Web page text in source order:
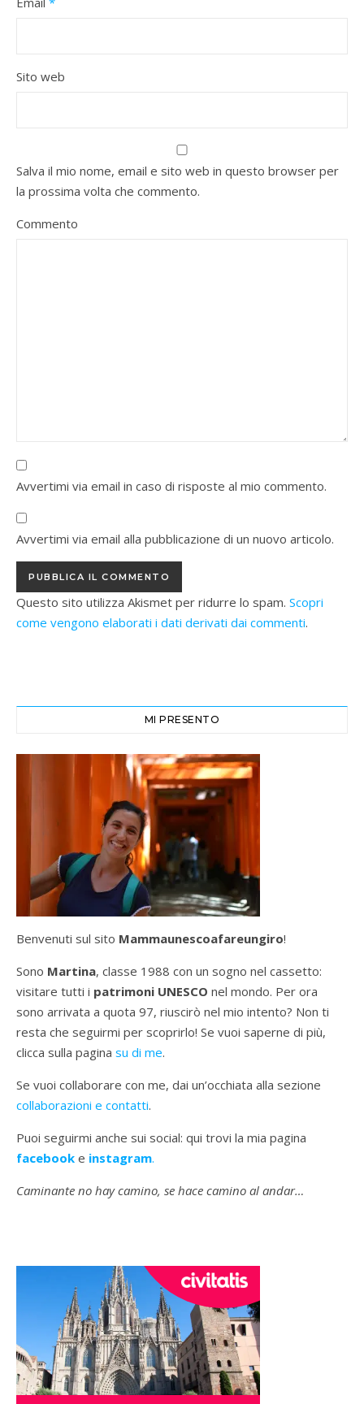
Sito web
Salva il mio nome, email e sito web in questo browser per
la prossima volta che commento.
Commento
Avvertimi via email in caso di risposte al mio commento.
Avvertimi via email alla pubblicazione di un nuovo articolo.
Questo sito utilizza Akismet per ridurre lo spam. Scopri
come vengono elaborati i dati derivati dai commenti.
MI PRESENTO
Benvenuti sul sito Mammaunescoafareungiro!
Sono Martina, classe 1988 con un sogno nel cassetto:
visitare tutti i patrimoni UNESCO nel mondo. Per ora
sono arrivata a quota 97, riuscirò nel mio intento? Non ti
resta che seguirmi per scoprirlo! Se vuoi saperne di più,
clicca sulla pagina su di me.
Se vuoi collaborare con me, dai un’occhiata alla sezione
collaborazioni e contatti.
Puoi seguirmi anche sui social: qui trovi la mia pagina
facebook e instagram.
Caminante no hay camino, se hace camino al andar…